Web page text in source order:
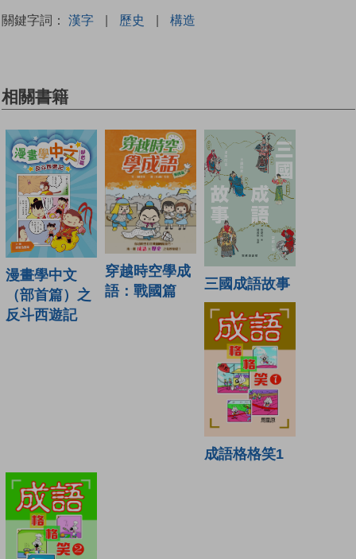
關鍵字詞： 漢字 | 歷史 | 構造
相關書籍
漫畫學中文
（部首篇）之
反斗西遊記
穿越時空學成
語：戰國篇
三國成語故事
成語格格笑1